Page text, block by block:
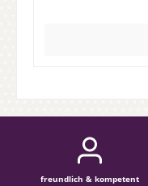
freundlich & kompetent